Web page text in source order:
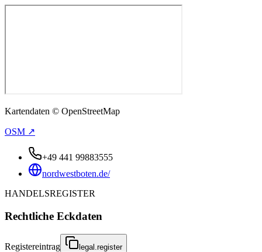
Kartendaten © OpenStreetMap
OSM ↗
+49 441 99883555
nordwestboten.de/
HANDELSREGISTER
Rechtliche Eckdaten
Registereintrag legal.register